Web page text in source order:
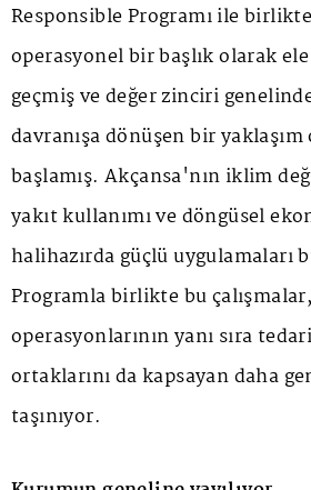
Responsible Programı ile
operasyonel bir başlık olarak
geçmiş ve değer zinciri
davranışa dönüşen bir
başlamış. Akçansa'nın iklim
yakıt kullanımı ve döngüsel
halihazırda güçlü uygulamaları
Programla birlikte bu
operasyonlarının yanı sıra
ortaklarını da kapsayan daha
taşınıyor.